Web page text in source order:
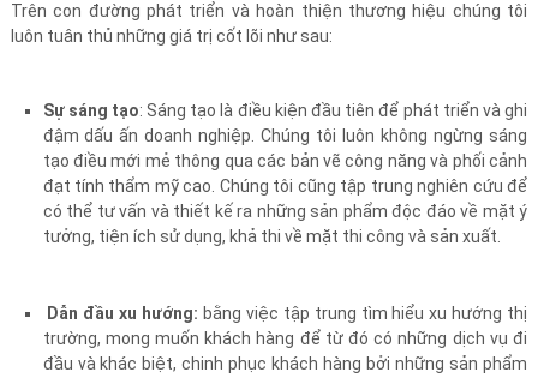
Trên con đường phát triển và hoàn thiện thương hiệu chúng tôi
luôn tuân thủ những giá trị cốt lõi như sau:
Sự sáng tạo: Sáng tạo là điều kiện đầu tiên để phát triển và ghi
đậm dấu ấn doanh nghiệp. Chúng tôi luôn không ngừng sáng
tạo điều mới mẻ thông qua các bản vẽ công năng và phối cảnh
đạt tính thẩm mỹ cao. Chúng tôi cũng tập trung nghiên cứu để
có thể tư vấn và thiết kế ra những sản phẩm độc đáo về mặt ý
tưởng, tiện ích sử dụng, khả thi về mặt thi công và sản xuất.
Dẫn đầu xu hướng: bằng việc tập trung tìm hiểu xu hướng thị
trường, mong muốn khách hàng để từ đó có những dịch vụ đi
đầu và khác biệt, chinh phục khách hàng bởi những sản phẩm